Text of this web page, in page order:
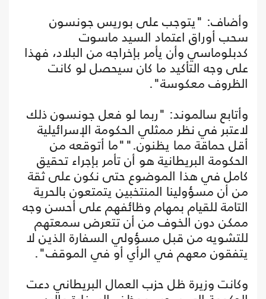
وأضاف: "يتوجب على بوريس جونسون
سحب أوراق اعتماد السيد ماسوت
كدبلوماسي وأن يأمر بإخراجه من البلاد، فهذا
على وجه التأكيد ما كان سيحصل لو كانت
الظروف معكوسة".
وأتابع سالموند: "ربما لو فعل جونسون ذلك
لاعتبر في نظر ممثلي الحكومة الإسرائيلية
أقل حماقة مما يظنون.""ما أتوقعه من
الحكومة البريطانية هو أن تأمر بإجراء تحقيق
كامل في هذا الموضوع حتى نكون على ثقة
من أن مسؤولينا المنتخبين يتمتعون بالحرية
التامة للقيام بمهام وظائفهم على أحسن وجه
ممكن دون الخوف من أن تتعرض سمعتهم
للتشويه من قبل مسؤولي السفارة الذين لا
يتفقون معهم في الرأي أو في الموقف".
وكانت وزيرة ظل حزب العمال البريطاني دعت